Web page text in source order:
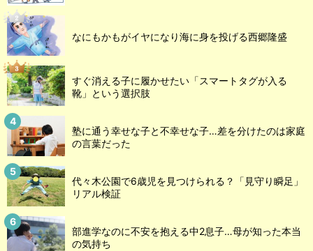
なにもかもがイヤになり海に身を投げる西郷隆盛
すぐ消える子に履かせたい「スマートタグが入る
靴」という選択肢
塾に通う幸せな子と不幸せな子…差を分けたのは家庭
の言葉だった
代々木公園で6歳児を見つけられる？「見守り瞬足」
リアル検証
部進学なのに不安を抱える中2息子…母が知った本当
の気持ち